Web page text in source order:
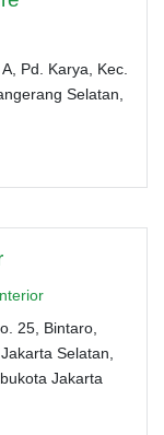
Pd. Karya, Kec.
Selatan,
25, Bintaro,
Selatan,
Jakarta